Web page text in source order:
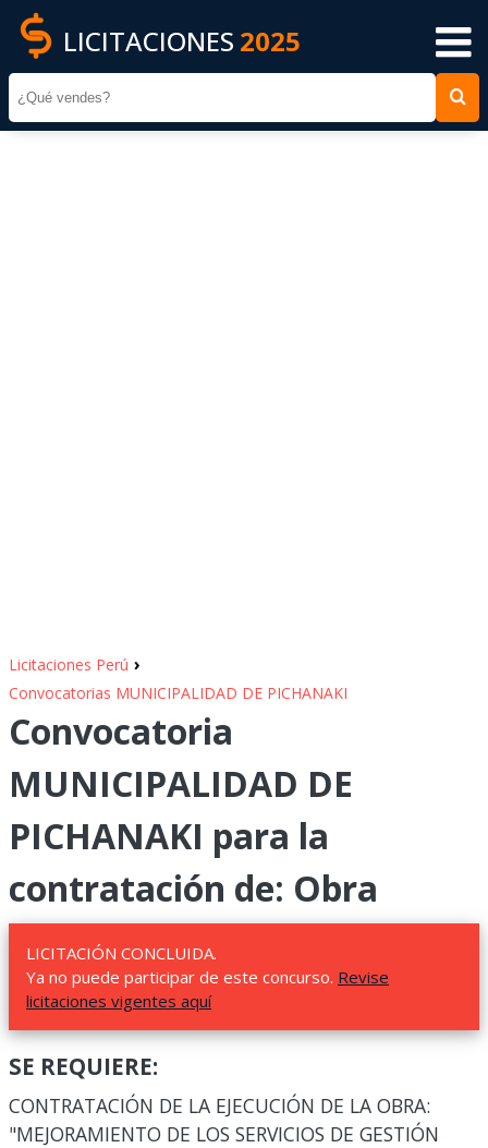
LICITACIONES 2025
Licitaciones Perú ›
Convocatorias MUNICIPALIDAD DE PICHANAKI
Convocatoria
MUNICIPALIDAD DE
PICHANAKI para la
contratación de: Obra
LICITACIÓN CONCLUIDA.
Ya no puede participar de este concurso. Revise
licitaciones vigentes aquí
SE REQUIERE:
CONTRATACIÓN DE LA EJECUCIÓN DE LA OBRA:
"MEJORAMIENTO DE LOS SERVICIOS DE GESTIÓN